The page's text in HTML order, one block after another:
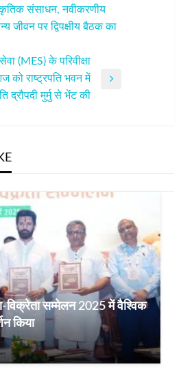
संसाधन, नवीकरणीय
जीवन पर द्विपक्षीय बैठक का
(MES) के परिवीक्षा
को राष्ट्रपति भवन में
द्रौपदी मुर्मु से भेंट की
विक्रेता सम्मेलन 2025 में वैश्विक
किया